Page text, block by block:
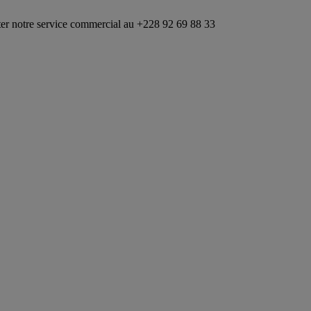
commercial au +228 92 69 88 33